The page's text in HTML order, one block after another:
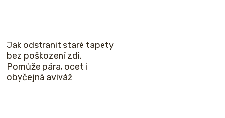
Jak odstranit staré tapety
bez poškození zdi.
Pomůže pára, ocet i
obyčejná aviváž